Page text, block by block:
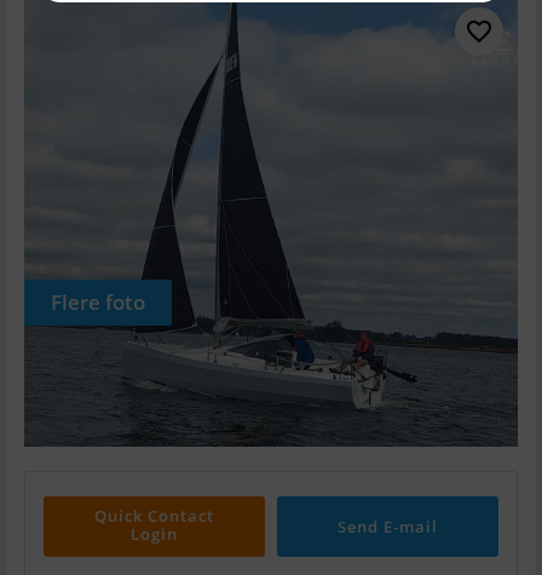
Flere foto
Quick Contact
Login
Send E-mail